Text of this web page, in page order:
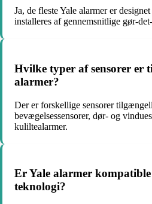
Ja, de fleste Yale alarmer er
installeres af gennemsnitlige gør-
Hvilke typer af sensorer er
alarmer?
Der er forskellige sensorer
bevægelsessensorer, dør- og
kuliltealarmer.
Er Yale alarmer
teknologi?